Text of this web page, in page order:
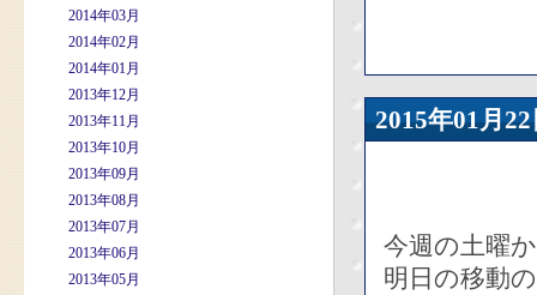
2014年03月
2014年02月
2014年01月
2013年12月
2013年11月
2013年10月
2013年09月
2013年08月
2013年07月
2013年06月
2013年05月
2015年01
今週の土曜
明日の移動